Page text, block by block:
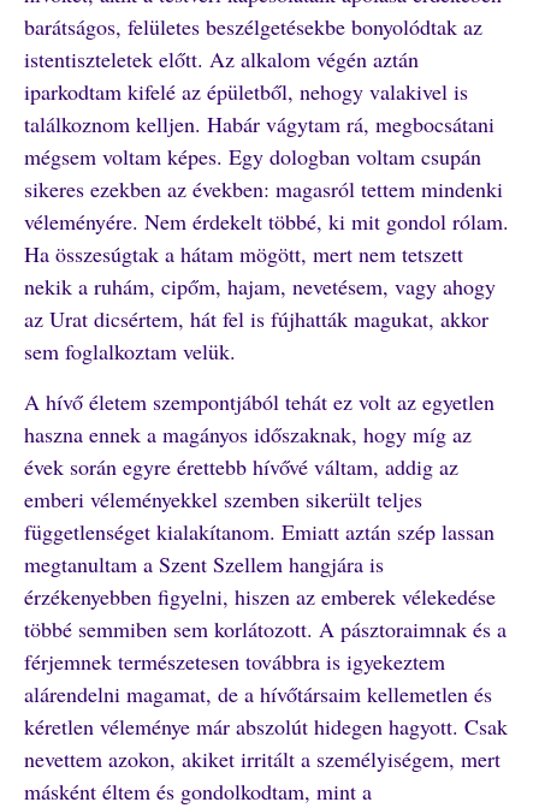
barátságos, felületes beszélgetésekbe bonyolódtak az
istentiszteletek előtt. Az alkalom végén aztán
iparkodtam kifelé az épületből, nehogy valakivel is
találkoznom kelljen. Habár vágytam rá, megbocsátani
mégsem voltam képes. Egy dologban voltam csupán
sikeres ezekben az években: magasról tettem mindenki
véleményére. Nem érdekelt többé, ki mit gondol rólam.
Ha összesúgtak a hátam mögött, mert nem tetszett
nekik a ruhám, cipőm, hajam, nevetésem, vagy ahogy
az Urat dicsértem, hát fel is fújhatták magukat, akkor
sem foglalkoztam velük.
A hívő életem szempontjából tehát ez volt az egyetlen
haszna ennek a magányos időszaknak, hogy míg az
évek során egyre érettebb hívővé váltam, addig az
emberi véleményekkel szemben sikerült teljes
függetlenséget kialakítanom. Emiatt aztán szép lassan
megtanultam a Szent Szellem hangjára is
érzékenyebben figyelni, hiszen az emberek vélekedése
többé semmiben sem korlátozott. A pásztoraimnak és a
férjemnek természetesen továbbra is igyekeztem
alárendelni magamat, de a hívőtársaim kellemetlen és
kéretlen véleménye már abszolút hidegen hagyott. Csak
nevettem azokon, akiket irritált a személyiségem, mert
másként éltem és gondolkodtam, mint a